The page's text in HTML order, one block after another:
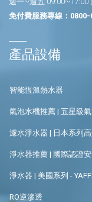
免付費服務專線：
產品設備
智能恆溫熱水器
氣泡水機推薦 | 五星級
濾水淨水器 | 日本系列
淨水器推薦 | 國際認證
淨水器 | 美國系列 -
RO逆滲透